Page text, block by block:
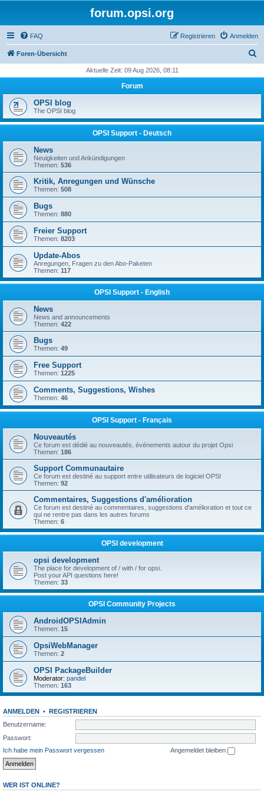
forum.opsi.org
FAQ Anmelden
Registrieren
Foren-Übersicht
h
Aktuelle Zeit: 09 Aug 2026, 08:11
Forum
OPSI blog
The OPSI blog
OPSI Support - Deutsch
News
Neuigkeiten und Ankündigungen
Themen: 536
Kritik, Anregungen und Wünsche
Themen: 508
Bugs
Themen: 880
Freier Support
Themen: 8203
Update-Abos
Anregungen, Fragen zu den Abo-Paketen
Themen: 117
OPSI Support - English
News
News and announcements
Themen: 422
Bugs
Themen: 49
Free Support
Themen: 1225
Comments, Suggestions, Wishes
Themen: 46
OPSI Support - Français
Nouveautés
Ce forum est dédié au nouveautés, événements autour du projet Opsi
Themen: 186
Support Communautaire
Ce forum est destiné au support entre utilisateurs de logiciel OPSI
Themen: 92
Commentaires, Suggestions d'amélioration
Ce forum est destiné au commentaires, suggestions d'amélioration et tout ce
qui ne rentre pas dans les autres forums
Themen: 6
OPSI development
opsi development
The place for development of / with / for opsi.
Post your API questions here!
Themen: 33
OPSI Community Projects
AndroidOPSIAdmin
Themen: 15
OpsiWebManager
Themen: 2
OPSI PackageBuilder
Moderator: pandel
Themen: 163
ANMELDEN • REGISTRIEREN
Benutzername:
Passwort:
Ich habe mein Passwort vergessen
Angemeldet bleiben
WER IST ONLINE?